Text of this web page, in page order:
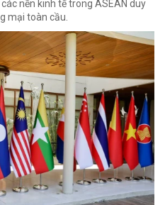
nền kinh tế trong ASEAN duy
mại toàn cầu.